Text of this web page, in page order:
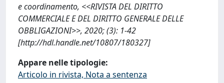
e coordinamento, <<RIVISTA DEL DIRITTO
COMMERCIALE E DEL DIRITTO GENERALE DELLE
OBBLIGAZIONI>>, 2020; (3): 1-42
[http://hdl.handle.net/10807/180327]
Appare nelle tipologie:
Articolo in rivista, Nota a sentenza